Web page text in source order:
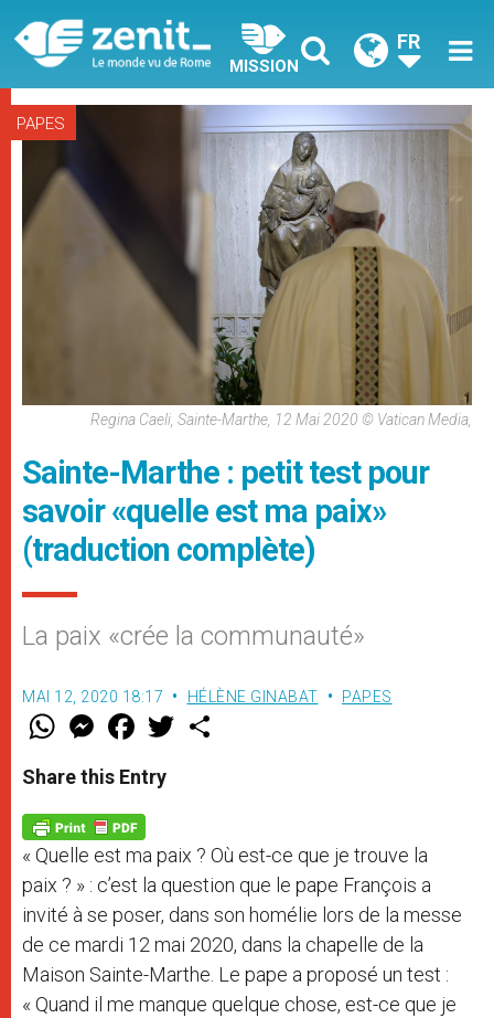
MISSION
FR
PAPES
Regina Caeli, Sainte-Marthe, 12 Mai 2020 © Vatican Media,
Sainte-Marthe : petit test pour
savoir «quelle est ma paix»
(traduction complète)
La paix «crée la communauté»
MAI 12, 2020 18:17 HÉLÈNE GINABAT PAPES
W
t
s
p
p
M
e
s
e
g
e
r
F
a
e
b
o
k
w
Share this Entry
« Quelle est ma paix ? Où est-ce que je trouve la
paix ? » : c’est la question que le pape François a
invité à se poser, dans son homélie lors de la messe
de ce mardi 12 mai 2020, dans la chapelle de la
Maison Sainte-Marthe. Le pape a proposé un test :
« Quand il me manque quelque chose, est-ce que je